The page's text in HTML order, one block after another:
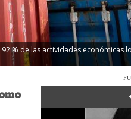
% de las actividades económicas